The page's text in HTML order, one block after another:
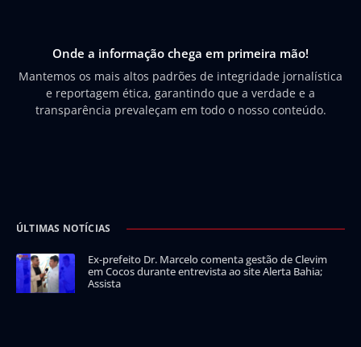
Onde a informação chega em primeira mão!
Mantemos os mais altos padrões de integridade jornalística
e reportagem ética, garantindo que a verdade e a
transparência prevaleçam em todo o nosso conteúdo.
ÚLTIMAS NOTÍCIAS
Ex-prefeito Dr. Marcelo comenta gestão de Clevim
em Cocos durante entrevista ao site Alerta Bahia;
Assista